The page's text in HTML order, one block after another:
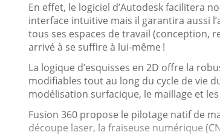
En effet, le logiciel d’Autodesk facilitera
interface intuitive mais il garantira aussi
tous ses espaces de travail (conception,
arrivé à se suffire à lui-même !
La logique d’esquisses en 2D offre la
modifiables tout au long du cycle de vie
modélisation surfacique, le maillage et
Fusion 360 propose le pilotage natif de
découpe laser, la fraiseuse numérique